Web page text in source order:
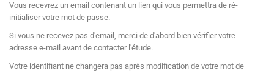
Vous recevrez un email contenant un lien qui vous permettra de ré-
initialiser votre mot de passe.
Si vous ne recevez pas d'email, merci de d'abord bien vérifier votre
adresse e-mail avant de contacter l'étude.
Votre identifiant ne changera pas après modification de votre mot de